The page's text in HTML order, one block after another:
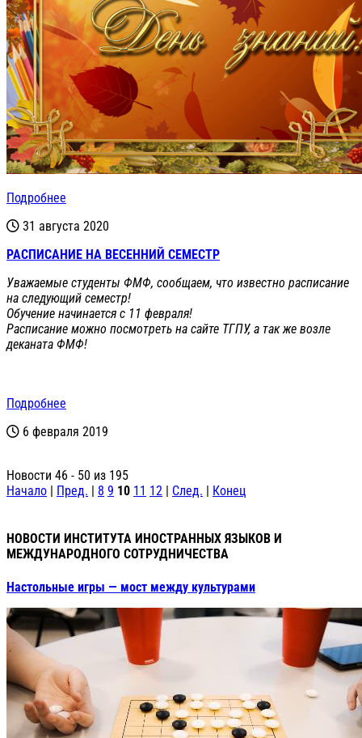
Подробнее
31 августа 2020
РАСПИСАНИЕ НА ВЕСЕННИЙ СЕМЕСТР
Уважаемые студенты ФМФ, сообщаем, что известно расписание
на следующий семестр!
Обучение начинается с 11 февраля!
Расписание можно посмотреть на сайте ТГПУ, а так же возле
деканата ФМФ!
Подробнее
6 февраля 2019
Новости 46 - 50 из 195
Начало | Пред. | 8 9 10 11 12 | След. | Конец
НОВОСТИ ИНСТИТУТА ИНОСТРАННЫХ ЯЗЫКОВ И
МЕЖДУНАРОДНОГО СОТРУДНИЧЕСТВА
Настольные игры — мост между культурами